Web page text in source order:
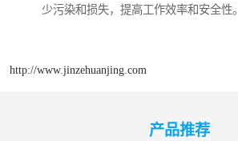
少污染和损失，提高工作效率和安全性。
http://www.jinzehuanjing.com
产品推荐